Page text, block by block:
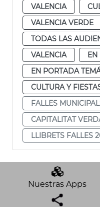
VALENCIA
VALENCIA VERDE
TODAS LAS
VALENCIA
EN
EN PORTADA
CULTURA Y
FALLES
CAPITALITAT
LLIBRETS FALLES
Nuestras Apps